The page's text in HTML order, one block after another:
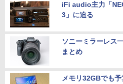
iFi audio主力「
3」に迫る
ソニーミラーレス
まとめ
メモリ32GBでも